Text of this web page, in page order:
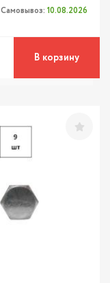
Самовывоз: 10.08.2026
В корзину